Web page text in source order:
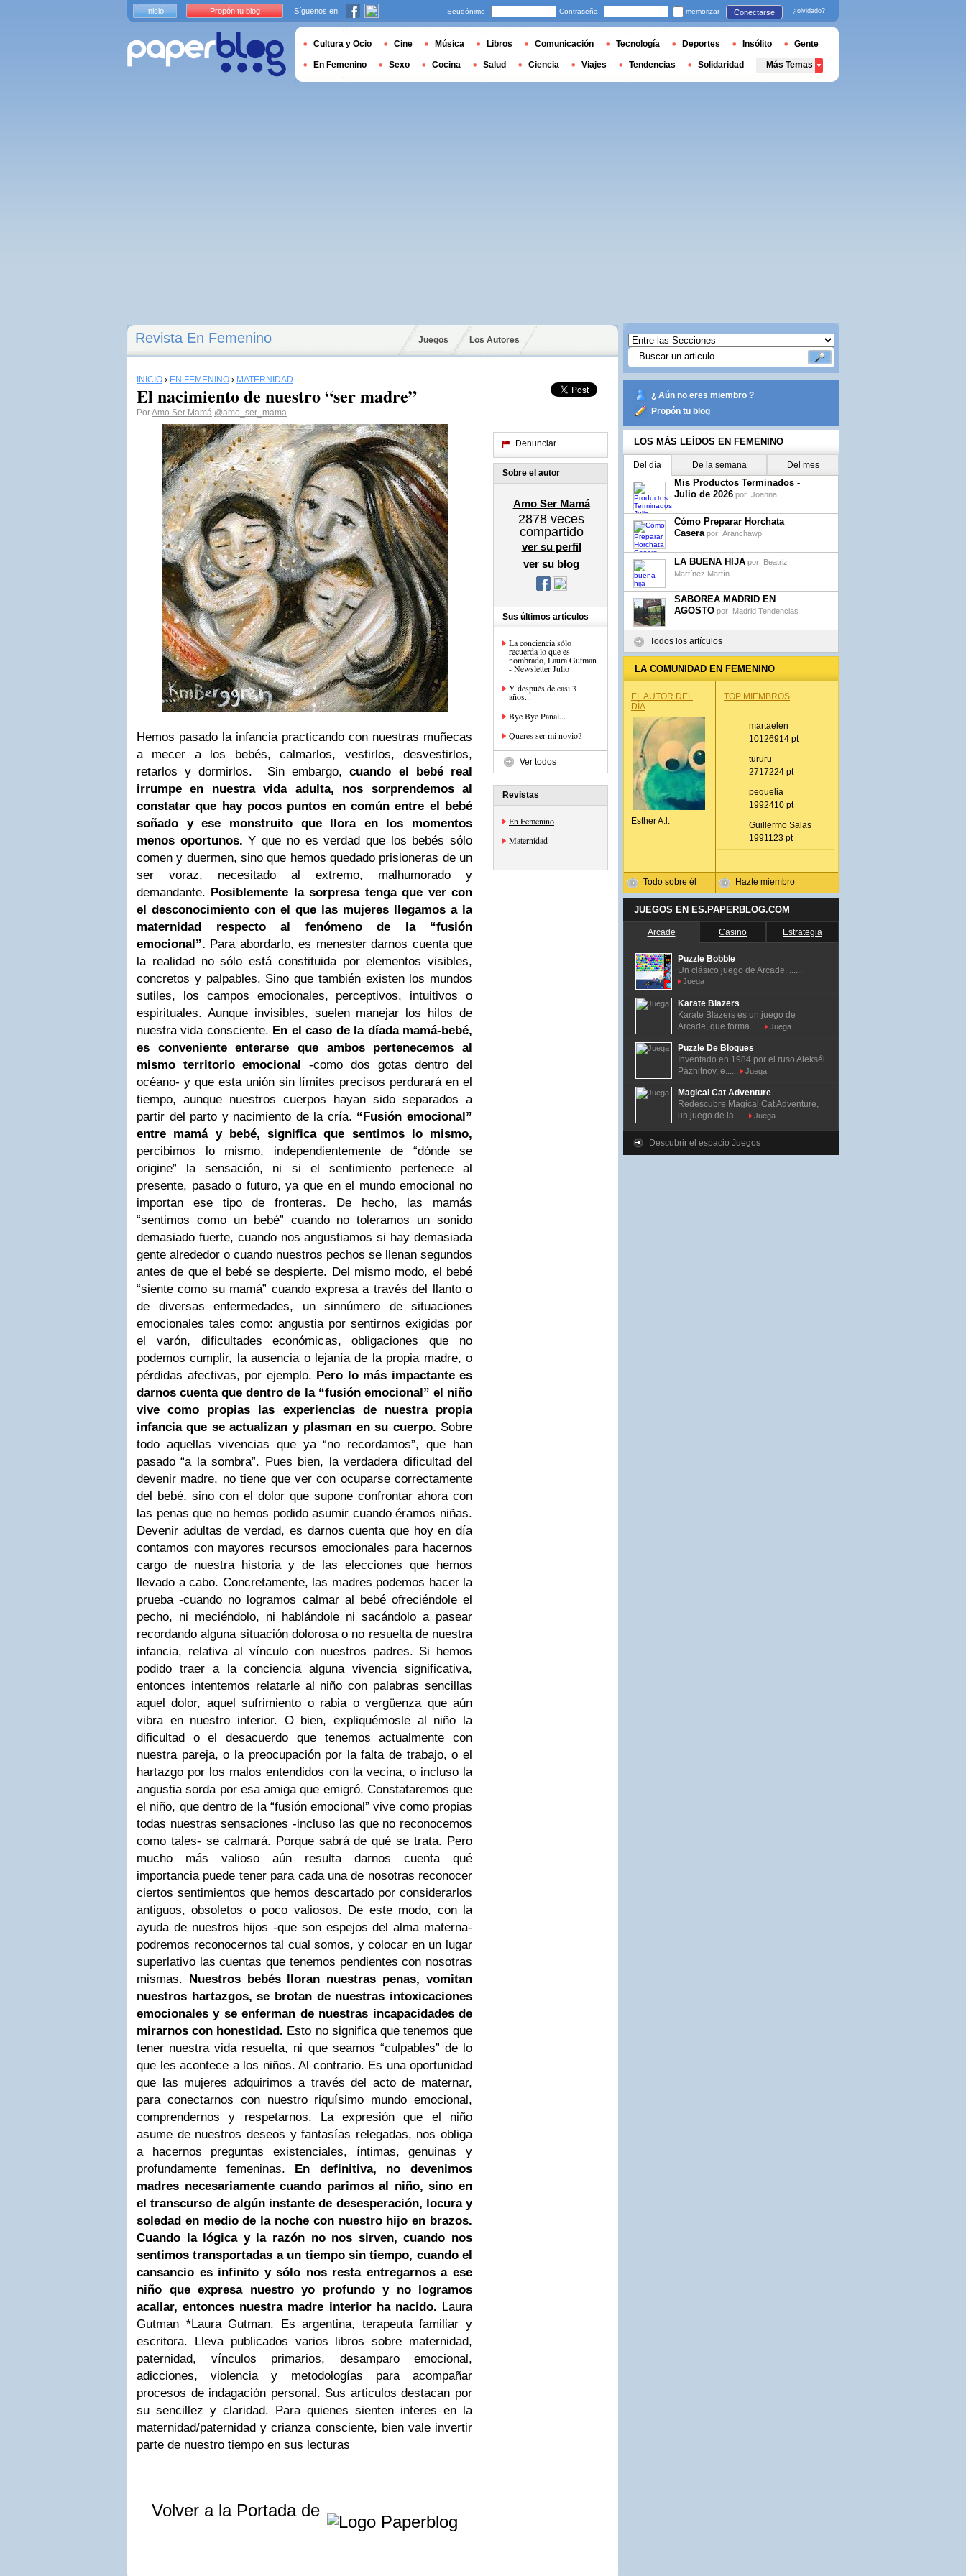
Revista En Femenino Juegos Los Autores
INICIO › EN FEMENINO › MATERNIDAD
El nacimiento de nuestro “ser madre”
PorAmo Ser Mamá @amo_ser_mama
Hemos pasado la infancia practicando con nuestras muñecas
a mecer a los bebés,
calmarlos, vestirlos, desvestirlos,
retarlos y dormirlos.
Sin embargo, cuando el bebé real
irrumpe en nuestra vida adulta, nos sorprendemos al
constatar que hay pocos puntos en común entre el bebé
soñado y ese monstruito que llora en los momentos
menos oportunos. Y que no es verdad que los bebés sólo
comen y duermen, sino que hemos quedado prisioneras de un
ser voraz, necesitado al extremo, malhumorado y
demandante. Posiblemente la sorpresa tenga que ver con
el desconocimiento con el que las mujeres llegamos a la
maternidad respecto al fenómeno de la “fusión
emocional”. Para abordarlo, es menester darnos cuenta que
la realidad no sólo está constituida por elementos visibles,
concretos y palpables. Sino que también existen los mundos
sutiles,
los campos emocionales, perceptivos, intuitivos o
espirituales. Aunque invisibles, suelen manejar los hilos de
nuestra vida consciente. En el caso de la díada mamá-bebé,
es conveniente enterarse que ambos pertenecemos
al
mismo territorio emocional
-como dos gotas dentro del
océano- y que esta unión sin límites precisos perdurará en el
tiempo, aunque nuestros cuerpos hayan sido separados a
partir del parto y nacimiento de la cría. “Fusión emocional”
entre mamá y bebé, significa que sentimos lo mismo,
percibimos lo
mismo, independientemente de “dónde se
origine” la sensación, ni si el sentimiento
pertenece al
presente, pasado o futuro, ya que en el mundo emocional no
importan ese
tipo de fronteras. De hecho, las mamás
“sentimos como un bebé” cuando no toleramos
un sonido
demasiado fuerte, cuando nos angustiamos si hay demasiada
gente alrededor o cuando nuestros pechos se llenan segundos
antes de que el bebé se despierte. Del mismo modo, el bebé
“siente como su mamá” cuando expresa a través del llanto o
de
diversas enfermedades, un sinnúmero de situaciones
emocionales tales como: angustia por sentirnos exigidas por
el varón, dificultades económicas, obligaciones que no
podemos cumplir, la ausencia o lejanía de la propia madre, o
pérdidas afectivas, por ejemplo. Pero lo más impactante es
darnos cuenta que dentro de la “fusión emocional” el niño
vive como propias las experiencias de nuestra propia
infancia que se actualizan y plasman en su cuerpo. Sobre
todo aquellas vivencias que ya “no recordamos”, que han
pasado “a la sombra”. Pues bien, la verdadera dificultad del
devenir madre, no tiene que ver con ocuparse correctamente
del bebé, sino con el dolor que supone confrontar ahora con
las penas que no hemos podido asumir cuando éramos niñas.
Devenir adultas de verdad, es darnos cuenta que hoy en día
contamos con mayores recursos emocionales para hacernos
cargo de nuestra historia y de las elecciones que hemos
llevado a cabo. Concretamente, las madres podemos hacer la
prueba -cuando no logramos calmar al bebé ofreciéndole el
pecho, ni meciéndolo, ni hablándole ni sacándolo a pasear
recordando alguna situación dolorosa o no resuelta de nuestra
infancia, relativa al vínculo con nuestros padres. Si hemos
podido traer a la conciencia alguna vivencia significativa,
entonces intentemos relatarle al niño con palabras sencillas
aquel dolor, aquel sufrimiento o rabia o vergüenza que aún
vibra en nuestro interior. O bien, expliquémosle al niño la
dificultad o el desacuerdo que tenemos actualmente con
nuestra pareja, o la preocupación por la falta de trabajo, o el
hartazgo por los malos entendidos con la vecina, o incluso la
angustia sorda por esa amiga que emigró. Constataremos que
el niño, que dentro de la “fusión emocional” vive como propias
todas nuestras sensaciones -incluso las que no reconocemos
como tales- se calmará. Porque sabrá de qué se trata. Pero
mucho más valioso aún resulta darnos cuenta qué
importancia puede tener para cada una de nosotras reconocer
ciertos sentimientos que hemos descartado por considerarlos
antiguos, obsoletos o poco valiosos. De este modo, con la
ayuda de nuestros hijos -que son espejos del alma materna-
podremos reconocernos tal cual somos, y colocar en un lugar
superlativo las cuentas que tenemos pendientes con nosotras
mismas. Nuestros bebés lloran nuestras penas, vomitan
nuestros hartazgos, se brotan de nuestras intoxicaciones
emocionales y se enferman de nuestras incapacidades de
mirarnos con honestidad. Esto no significa que tenemos que
tener nuestra vida resuelta, ni que seamos “culpables” de lo
que les acontece a los niños. Al contrario. Es una oportunidad
que las mujeres adquirimos a través del acto de maternar,
para conectarnos con nuestro riquísimo mundo emocional,
comprendernos y respetarnos. La expresión que el niño
asume de nuestros deseos y fantasías relegadas, nos obliga
a hacernos preguntas
existenciales, íntimas, genuinas y
profundamente femeninas.
En definitiva, no devenimos
madres necesariamente cuando parimos al niño, sino en
el transcurso de algún instante de desesperación, locura y
soledad en medio de la noche con nuestro hijo en brazos.
Cuando la lógica y la razón no nos sirven, cuando nos
sentimos transportadas a un tiempo sin tiempo, cuando el
cansancio es infinito y sólo nos resta entregarnos a ese
niño que expresa nuestro yo profundo y no logramos
acallar, entonces nuestra madre interior ha nacido. Laura
Gutman *Laura Gutman. Es argentina, terapeuta familiar y
escritora. Lleva publicados varios libros sobre maternidad,
paternidad, vínculos primarios, desamparo emocional,
adicciones, violencia y metodologías para acompañar
procesos de indagación personal. Sus articulos destacan por
su sencillez y claridad. Para quienes sienten interes en la
maternidad/paternidad y crianza consciente, bien vale invertir
parte de nuestro tiempo en sus lecturas
Volver a la Portada de
Denunciar
Sobre el autor
Amo Ser Mamá
2878 veces
compartido
ver su perfil
ver su blog
Sus últimos artículos
La conciencia sólo
recuerda lo que es
nombrado, Laura Gutman
Y después de casi 3
años...
Bye Bye Pañal...
Queres ser mi novio?
Ver todos
Revistas
En Femenino
Maternidad
¿ Aún no eres miembro ?
Propón tu blog
LOS MÁS LEÍDOS EN FEMENINO
Del día De la semana Del mes
Mis Productos Terminados -
Julio de 2026 por Joanna
Cómo Preparar Horchata
Casera por Aranchawp
LA BUENA HIJA por Beatriz
Martínez Martín
SABOREA MADRID EN
AGOSTO por Madrid Tendencias
Todos los artículos
LA COMUNIDAD EN FEMENINO
EL AUTOR DEL
DÍA
Esther A.l.
Todo sobre él
TOP MIEMBROS
martaelen
10126914 pt
tururu
2717224 pt
pequelia
1992410 pt
Guillermo Salas
1991123 pt
Hazte miembro
JUEGOS EN ES.PAPERBLOG.COM
Arcade Casino Estrategia
Puzzle Bobble
Un clásico juego de Arcade. ......
Juega
Karate Blazers
Karate Blazers es un juego de
Arcade, que forma......
Juega
Puzzle De Bloques
Inventado en 1984 por el ruso Alekséi
Pázhitnov, e......
Juega
Magical Cat Adventure
Redescubre Magical Cat Adventure,
un juego de la......
Juega
Descubrir el espacio Juegos
Inicio Propón tu blog Síguenos en Seudónimo Contraseña memorizar Conectarse ¿olvidado?
Cultura y Ocio Cine Música Libros Comunicación Tecnología Deportes Insólito Gente
En Femenino Sexo Cocina Salud Ciencia Viajes Tendencias Solidaridad Más Temas